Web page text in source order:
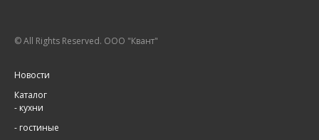
© All Rights Reserved. ООО "Квант"
Новости
Каталог
- кухни
- гостиные